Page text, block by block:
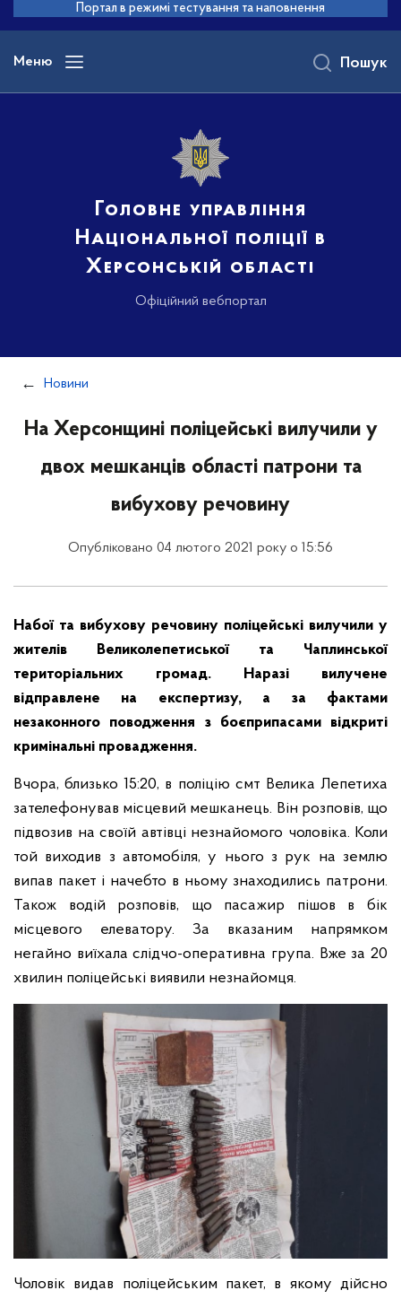
основного
вмісту
Портал в режимі тестування та наповнення
Меню
Головне управління
Національної поліції в
Херсонській області
Офіційний вебпортал
Пошук
Новини
На Херсонщині поліцейські вилучили у
двох мешканців області патрони та
вибухову речовину
Опубліковано 04 лютого 2021 року о 15:56
Набої та вибухову речовину поліцейські вилучили у
жителів Великолепетиської та Чаплинської
територіальних громад. Наразі вилучене
відправлене на експертизу, а за фактами
незаконного поводження з боєприпасами відкриті
кримінальні провадження.
Вчора, близько 15:20, в поліцію смт Велика Лепетиха
зателефонував місцевий мешканець. Він розповів, що
підвозив на своїй автівці незнайомого чоловіка. Коли
той виходив з автомобіля, у нього з рук на землю
випав пакет і начебто в ньому знаходились патрони.
Також водій розповів, що пасажир пішов в бік
місцевого елеватору. За вказаним напрямком
негайно виїхала слідчо-оперативна група. Вже за 20
хвилин поліцейські виявили незнайомця.
Чоловік видав поліцейським пакет, в якому дійсно